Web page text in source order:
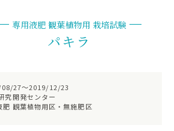
専用液肥 観葉植物用 栽培試験
パキラ
27～2019/12/23
究開発センター
肥 観葉植物用区・無施肥区